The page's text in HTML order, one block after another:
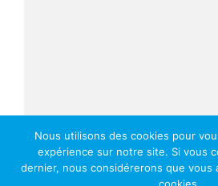
Nous utilisons des cookies pour
expérience sur notre site. Si vous
dernier, nous considérerons que vous